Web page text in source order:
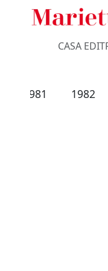
CASA
1981 1982